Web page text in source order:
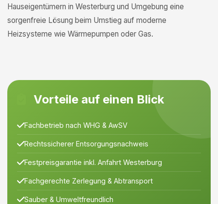
Hauseigentümern in Westerburg und Umgebung eine
sorgenfreie Lösung beim Umstieg auf moderne
Heizsysteme wie Wärmepumpen oder Gas.
Vorteile auf einen Blick
Fachbetrieb nach WHG & AwSV
Rechtssicherer Entsorgungsnachweis
Festpreisgarantie inkl. Anfahrt Westerburg
Fachgerechte Zerlegung & Abtransport
Sauber & Umweltfreundlich